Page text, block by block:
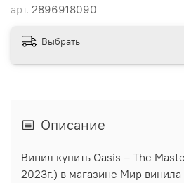
арт. 2896918090
Выбрать
Описание
Винил купить Oasis – The
2023г.) в магазине Мир